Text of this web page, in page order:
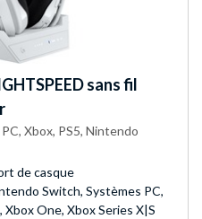
sans fil
Xbox, PS5, Nintendo
de casque
Switch, Systèmes PC,
One, Xbox Series X|S